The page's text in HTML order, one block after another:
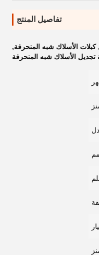
تفاصيل المنتج
كبلات الأسلاك شبه المنحرفة,
تجديل الأسلاك شبه المنحرفة